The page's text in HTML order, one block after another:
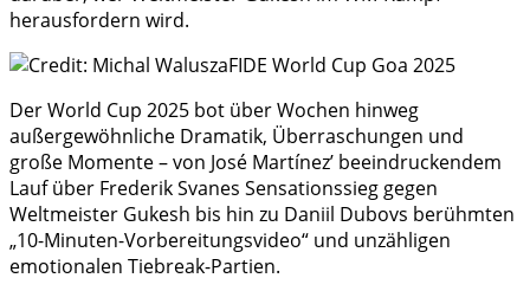
herausfordern wird.
Der World Cup 2025 bot über Wochen hinweg
außergewöhnliche Dramatik, Überraschungen und
große Momente – von José Martínez’ beeindruckendem
Lauf über Frederik Svanes Sensationssieg gegen
Weltmeister Gukesh bis hin zu Daniil Dubovs berühmten
„10-Minuten-Vorbereitungsvideo“ und unzähligen
emotionalen Tiebreak-Partien.